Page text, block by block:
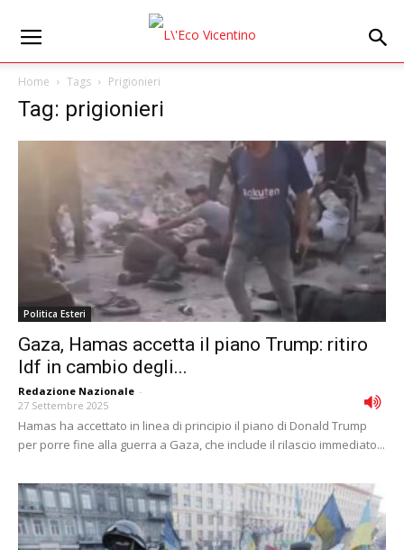
Home Tags Prigionieri
Tag: prigionieri
Politica Esteri
Gaza, Hamas accetta il piano Trump: ritiro
Idf in cambio degli...
Redazione Nazionale -
27 Settembre 2025
Hamas ha accettato in linea di principio il piano di Donald Trump
per porre fine alla guerra a Gaza, che include il rilascio immediato...